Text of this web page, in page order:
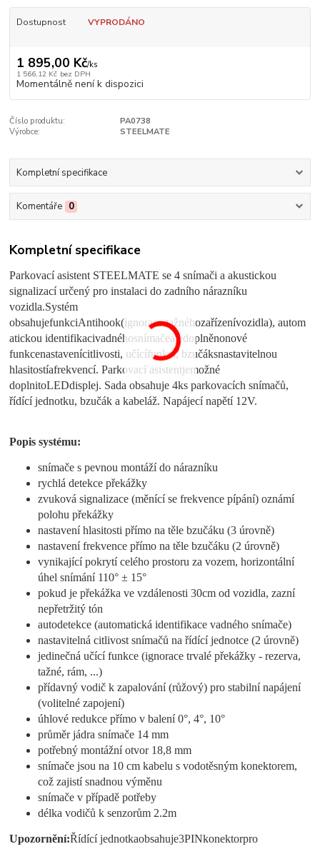
Dostupnost VYPRODÁNO
1 895,00 Kč/ks
1 566,12 Kč bez DPH
Momentálně není k dispozici
Číslo produktu:
PA0738
Výrobce:
STEELMATE
Kompletní specifikace
Komentáře 0
Kompletní specifikace
Parkovací asistent STEELMATE se 4 snímači a akustickou
signalizací určený pro instalaci do zadního nárazníku
vozidla.Systém
obsahujefunkciAntihook(ignoracetažnéhozařízenívozidla),autom
atickou identifikacivadnéhosnímačeajedoplněnonové
funkcenastavenícitlivosti, učícífunkci, bzučáksnastavitelnou
hlasitostíafrekvencí.Parkovací asistentjemožné
doplnitoLEDdisplej. Sada obsahuje 4ks parkovacích snímačů,
řídící jednotku, bzučák a kabeláž. Napájecí napětí 12V.
Popis systému:
snímače s pevnou montáží do nárazníku
rychlá detekce překážky
zvuková signalizace (měnící se frekvence pípání) oznámí
polohu překážky
nastavení hlasitosti přímo na těle bzučáku (3 úrovně)
nastavení frekvence přímo na těle bzučáku (2 úrovně)
vynikající pokrytí celého prostoru za vozem, horizontální
úhel snímání 110° ± 15°
pokud je překážka ve vzdálenosti 30cm od vozidla, zazní
nepřetržitý tón
autodetekce (automatická identifikace vadného snímače)
nastavitelná citlivost snímačů na řídící jednotce (2 úrovně)
jedinečná učící funkce (ignorace trvalé překážky - rezerva,
tažné, rám, ...)
přídavný vodič k zapalování (růžový) pro stabilní napájení
(volitelné zapojení)
úhlové redukce přímo v balení 0°, 4°, 10°
průměr jádra snímače 14 mm
potřebný montážní otvor 18,8 mm
snímače jsou na 10 cm kabelu s vodotěsným konektorem,
což zajistí snadnou výměnu
snímače v případě potřeby
délka vodičů k senzorům 2.2m
Upozornění:Řídící jednotkaobsahuje3PINkonektorpro